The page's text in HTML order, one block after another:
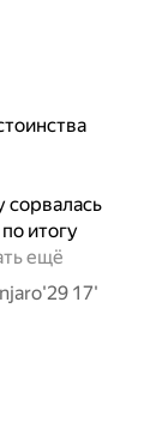
сорвалась
итогу
ещё
17'